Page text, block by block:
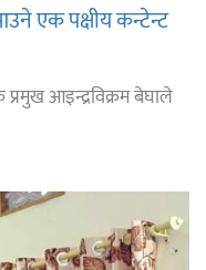
एक पक्षीय कन्टेन्ट
प्रमुख आइन्द्रविक्रम बेघाले